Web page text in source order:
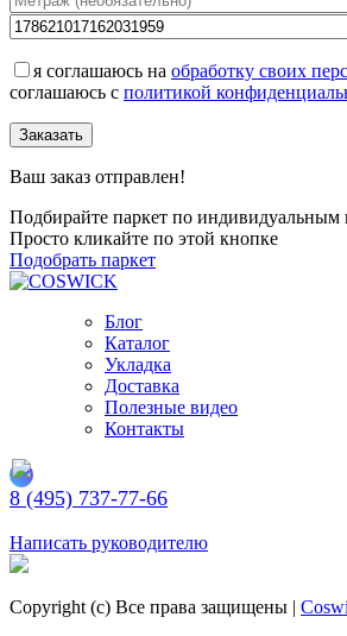
я соглашаюсь на обработку своих
соглашаюсь с политикой
Заказать
Ваш заказ отправлен!
Подбирайте паркет по индивидуальным
Просто кликайте по этой кнопке
Подобрать паркет
Блог
Каталог
Укладка
Доставка
Полезные видео
Контакты
8 (495) 737-77-66
Написать руководителю
Copyright (c) Все права защищены |